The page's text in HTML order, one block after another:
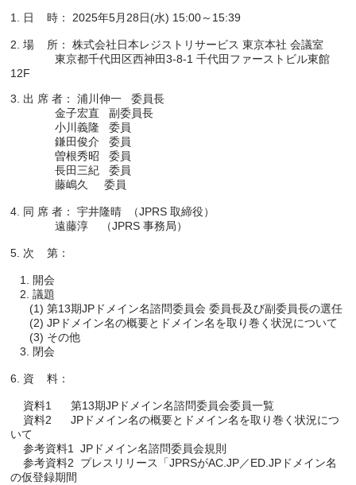
1. 日    時： 2025年5月28日(水) 15:00～15:39
2. 場    所： 株式会社日本レジストリサービス 東京本社 会議室
              東京都千代田区西神田3-8-1 千代田ファーストビル東館
12F
3. 出 席 者： 浦川伸一   委員長
              金子宏直   副委員長
              小川義隆   委員
              鎌田俊介   委員
              曽根秀昭   委員
              長田三紀   委員
              藤嶋久     委員
4. 同 席 者： 宇井隆晴  （JPRS 取締役）
              遠藤淳    （JPRS 事務局）
5. 次    第：
   3. 閉会
6. 資    料：
いて
    参考資料1  JPドメイン名諮問委員会規則
    参考資料2  プレスリリース「JPRSがAC.JP／ED.JPドメイン名
の仮登録期間